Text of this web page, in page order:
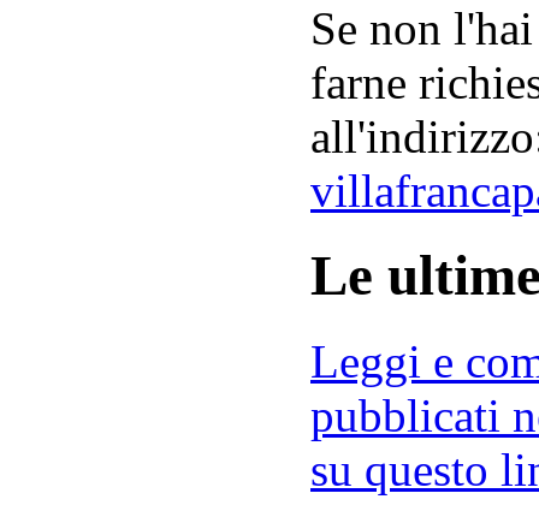
Se non
farne
Le
Leggi e
pubblicati
su questo